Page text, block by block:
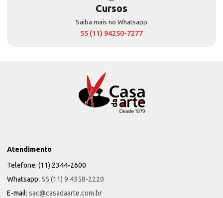
Cursos
Saiba mais no Whatsapp
55 (11) 94250-7277
Atendimento
Telefone: (11) 2344-2600
Whatsapp: 55 (11) 9 4358-2220
E-mail: sac@casadaarte.com.br